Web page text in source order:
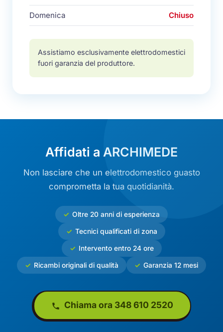
Domenica Chiuso
Assistiamo esclusivamente elettrodomestici
fuori garanzia del produttore.
Affidati a ARCHIMEDE
Non lasciare che un elettrodomestico guasto
comprometta la tua quotidianità.
Oltre 20 anni di esperienza
Tecnici qualificati di zona
Intervento entro 24 ore
Ricambi originali di qualità Garanzia 12 mesi
Chiama ora 348 610 2520